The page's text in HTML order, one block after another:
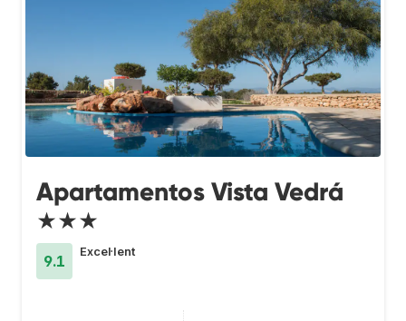
Apartamentos Vista Vedrá
★★★
9.1
Excel·lent